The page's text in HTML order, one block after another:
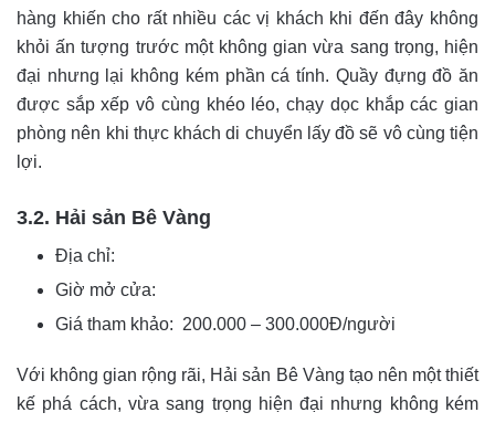
hàng khiến cho rất nhiều các vị khách khi đến đây không
khỏi ấn tượng trước một không gian vừa sang trọng, hiện
đại nhưng lại không kém phần cá tính. Quầy đựng đồ ăn
được sắp xếp vô cùng khéo léo, chạy dọc khắp các gian
phòng nên khi thực khách di chuyển lấy đồ sẽ vô cùng tiện
lợi.
3.2. Hải sản Bê Vàng
Địa chỉ:
Giờ mở cửa:
Giá tham khảo: 200.000 – 300.000Đ/người
Với không gian rộng rãi, Hải sản Bê Vàng tạo nên một thiết
kế phá cách, vừa sang trọng hiện đại nhưng không kém